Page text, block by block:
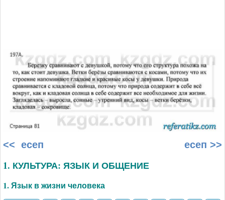
<< есеп есеп >>
1. КУЛЬТУРА: ЯЗЫК И ОБЩЕНИЕ
1. Язык в жизни человека